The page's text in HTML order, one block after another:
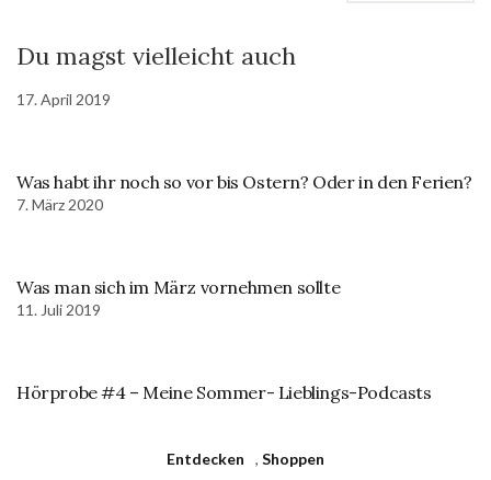
Du magst vielleicht auch
17. April 2019
Was habt ihr noch so vor bis Ostern? Oder in den Ferien?
7. März 2020
Was man sich im März vornehmen sollte
11. Juli 2019
Hörprobe #4 – Meine Sommer- Lieblings-Podcasts
Entdecken , Shoppen